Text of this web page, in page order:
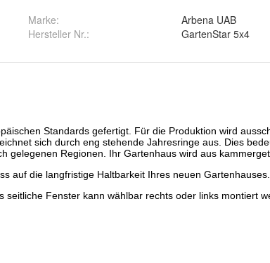
Marke:
Arbena UAB
Hersteller Nr.:
GartenStar 5x4